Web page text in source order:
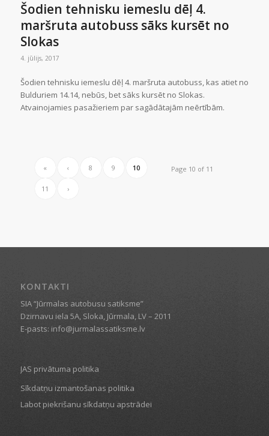
Šodien tehnisku iemeslu dēļ 4.
maršruta autobuss sāks kursēt no
Slokas
4. jūlijs, 2017
Šodien tehnisku iemeslu dēļ 4. maršruta autobuss, kas atiet no
Bulduriem 14.14, nebūs, bet sāks kursēt no Slokas.
Atvainojamies pasažieriem par sagādātajām neērtībām.
Page 10 of 11
« ‹ 8 9 10
11 ›
KONTAKTI
SIA “Jūrmalas autobusu satiksme”
Dzirnavu iela 5A, Sloka, Jūrmala, LV – 2011
E-pasts: info@jurmalassatiksme.lv
JAS privātuma politika
Sīkdatņu izmantošanas politika
Labot piekrišanu sīkdatņu apstrādei